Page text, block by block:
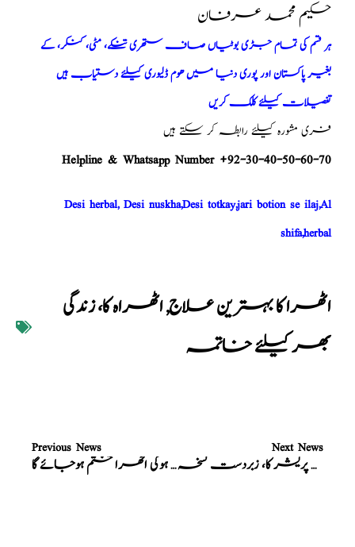
حکیم محمد عرفان
ہر قسم کی تمام جڑی بوٹیاں صاف ستھری تنکے، مٹی، کنکر، کے
بغیر پاکستان اور پوری دنیا میں ھوم ڈلیوری کیلئے دستیاب ہیں
تفصیلات کیلئے کلک کریں
فری مشورہ کیلئے رابطہ کر سکتے ہیں
Helpline & Whatsapp Number +92-30-40-50-60-70
Desi herbal, Desi nuskha,Desi totkay,jari botion se ilaj,Al
shifa,herbal
اٹھرا کا بہترین علاج,اٹھراہ کا، زندگی
بھر کیلئے خاتمہ
Previous News
انشاء اللہ ماں کی گود ہری بھری ہوگی اٹھرا ختم ہوجائے گا
Next News
ہائی بلڈ پریشر کا، زبردست نسخہ